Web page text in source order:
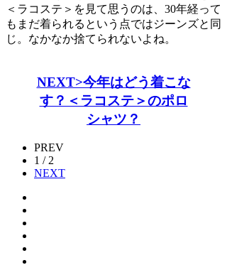
＜ラコステ＞を見て思うのは、30年経って
もまだ着られるという点ではジーンズと同
じ。なかなか捨てられないよね。
NEXT>今年はどう着こな
す？＜ラコステ＞のポロ
シャツ？
PREV
1 / 2
NEXT